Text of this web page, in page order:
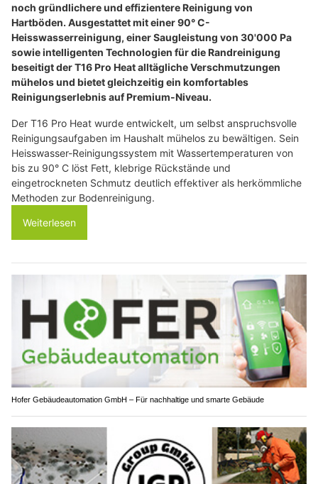
noch gründlichere und effizientere Reinigung von
Hartböden. Ausgestattet mit einer 90° C-
Heisswasserreinigung, einer Saugleistung von 30'000 Pa
sowie intelligenten Technologien für die Randreinigung
beseitigt der T16 Pro Heat alltägliche Verschmutzungen
mühelos und bietet gleichzeitig ein komfortables
Reinigungserlebnis auf Premium-Niveau.
Der T16 Pro Heat wurde entwickelt, um selbst anspruchsvolle
Reinigungsaufgaben im Haushalt mühelos zu bewältigen. Sein
Heisswasser-Reinigungssystem mit Wassertemperaturen von
bis zu 90° C löst Fett, klebrige Rückstände und
eingetrockneten Schmutz deutlich effektiver als herkömmliche
Methoden zur Bodenreinigung.
Weiterlesen
Hofer Gebäudeautomation GmbH – Für nachhaltige und smarte Gebäude